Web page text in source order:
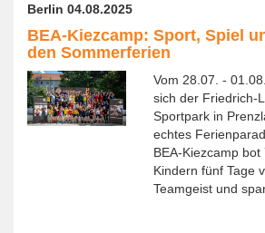
Berlin 04.08.2025
BEA-Kiezcamp: Sport, Spiel
den Sommerferien
Vom 28.07. -
sich der Friedrich-
Sportpark in
echtes
BEA-Kiezcamp
Kindern fünf Tage
Teamgeist und